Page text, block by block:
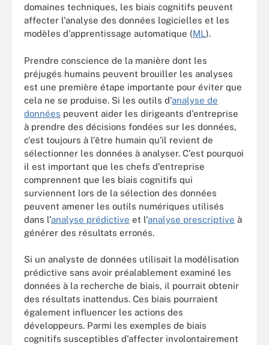
domaines techniques, les biais cognitifs peuvent
affecter l'analyse des données logicielles et les
modèles d'apprentissage automatique (ML).
Prendre conscience de la manière dont les
préjugés humains peuvent brouiller les analyses
est une première étape importante pour éviter que
cela ne se produise. Si les outils d'analyse de
données peuvent aider les dirigeants d'entreprise
à prendre des décisions fondées sur les données,
c'est toujours à l'être humain qu'il revient de
sélectionner les données à analyser. C'est pourquoi
il est important que les chefs d'entreprise
comprennent que les biais cognitifs qui
surviennent lors de la sélection des données
peuvent amener les outils numériques utilisés
dans l'analyse prédictive et l'analyse prescriptive à
générer des résultats erronés.
Si un analyste de données utilisait la modélisation
prédictive sans avoir préalablement examiné les
données à la recherche de biais, il pourrait obtenir
des résultats inattendus. Ces biais pourraient
également influencer les actions des
développeurs. Parmi les exemples de biais
cognitifs susceptibles d'affecter involontairement